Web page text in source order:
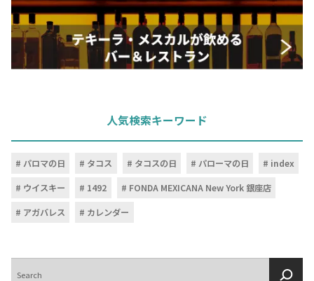
人気検索キーワード
パロマの日 タコス タコスの日 パローマの日
index
ウイスキー
1492
FONDA MEXICANA New York 銀座店
アガバレス
カレンダー
索